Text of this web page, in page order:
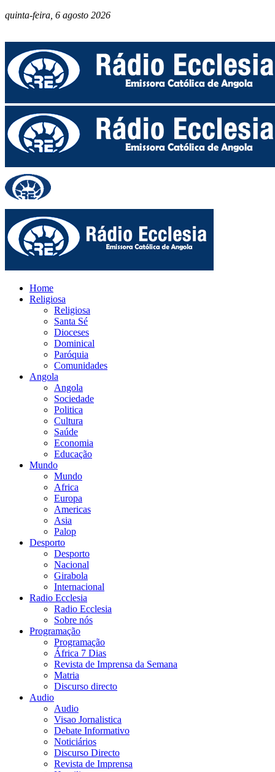
quinta-feira, 6 agosto 2026
Home
Religiosa
Religiosa
Santa Sé
Dioceses
Dominical
Paróquia
Comunidades
Angola
Angola
Sociedade
Politica
Cultura
Saúde
Economia
Educação
Mundo
Mundo
Africa
Europa
Americas
Asia
Palop
Desporto
Desporto
Nacional
Girabola
Internacional
Radio Ecclesia
Radio Ecclesia
Sobre nós
Programação
Programação
África 7 Dias
Revista de Imprensa da Semana
Matria
Discurso directo
Audio
Audio
Visao Jornalistica
Debate Informativo
Noticiários
Discurso Directo
Revista de Imprensa